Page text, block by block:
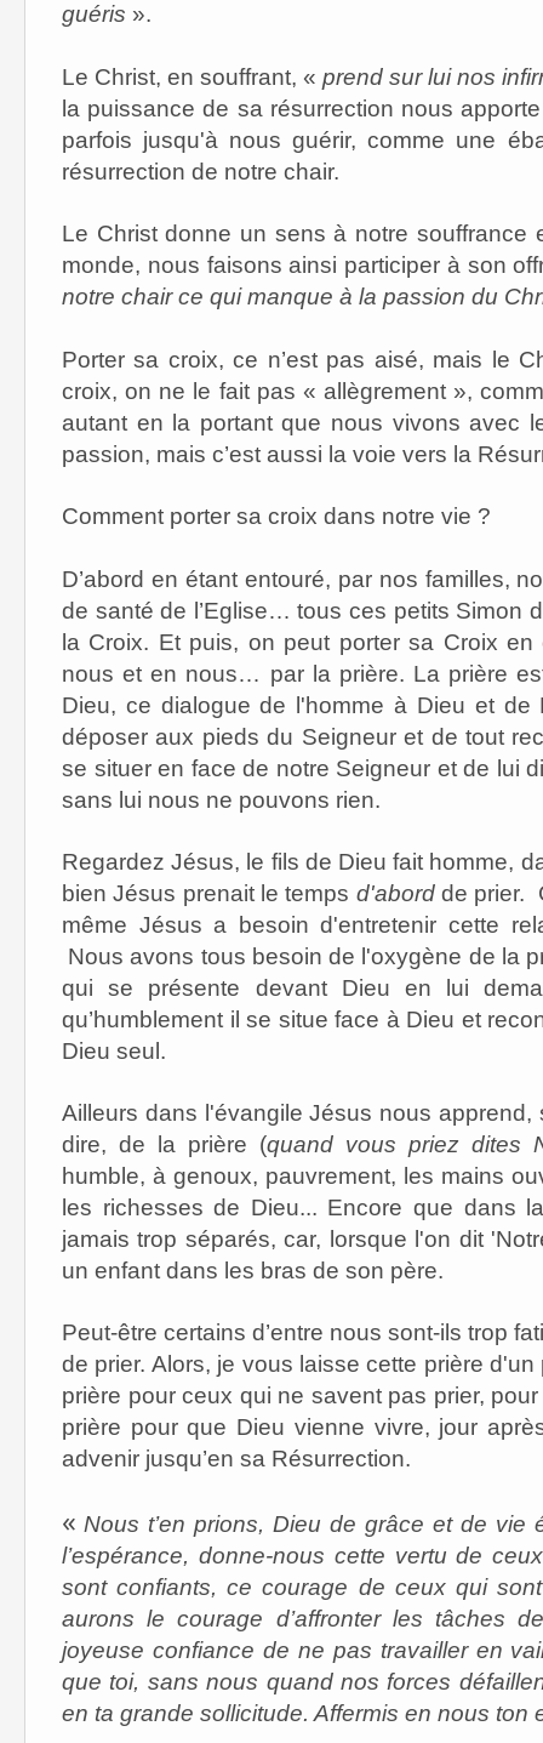
guéris ».
Le Christ, en souffrant, « prend sur lui nos
la puissance de sa résurrection nous
parfois jusqu'à nous guérir, comme une
résurrection de notre chair.
Le Christ donne un sens à notre
monde, nous faisons ainsi participer à son
notre chair ce qui manque à la passion du
Porter sa croix, ce n’est pas aisé, mais le
croix, on ne le fait pas « allègrement »,
autant en la portant que nous vivons avec
passion, mais c’est aussi la voie vers la
Comment porter sa croix dans notre vie ?
D’abord en étant entouré, par nos familles,
de santé de l’Eglise… tous ces petits Simon
la Croix. Et puis, on peut porter sa Croix
nous et en nous… par la prière. La prière
Dieu, ce dialogue de l'homme à Dieu et
déposer aux pieds du Seigneur et de tout
se situer en face de notre Seigneur et de lui
sans lui nous ne pouvons rien.
Regardez Jésus, le fils de Dieu fait homme,
bien Jésus prenait le temps d'abordde prier.
même Jésus a besoin d'entretenir cette
Nous avons tous besoin de l'oxygène de la
qui se présente devant Dieu en lui
qu’humblement il se situe face à Dieu et
Dieu seul.
Ailleurs dans l'évangile Jésus nous apprend,
dire, de la prière (quand vous priez dites
humble, à genoux, pauvrement, les mains
les richesses de Dieu... Encore que dans
jamais trop séparés, car, lorsque l'on dit
un enfant dans les bras de son père.
Peut-être certains d’entre nous sont-ils trop
de prier. Alors, je vous laisse cette prière
prière pour ceux qui ne savent pas prier,
prière pour que Dieu vienne vivre, jour
advenir jusqu’en sa Résurrection.
« Nous t’en prions, Dieu de grâce et de vie
l’espérance, donne-nous cette vertu de
sont confiants, ce courage de ceux qui
aurons le courage d’affronter les tâches
joyeuse confiance de ne pas travailler en
que toi, sans nous quand nos forces
en ta grande sollicitude. Affermis en nous